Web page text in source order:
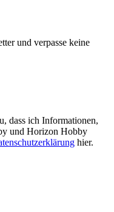
und verpasse keine
dass ich Informationen,
und Horizon Hobby
hier.